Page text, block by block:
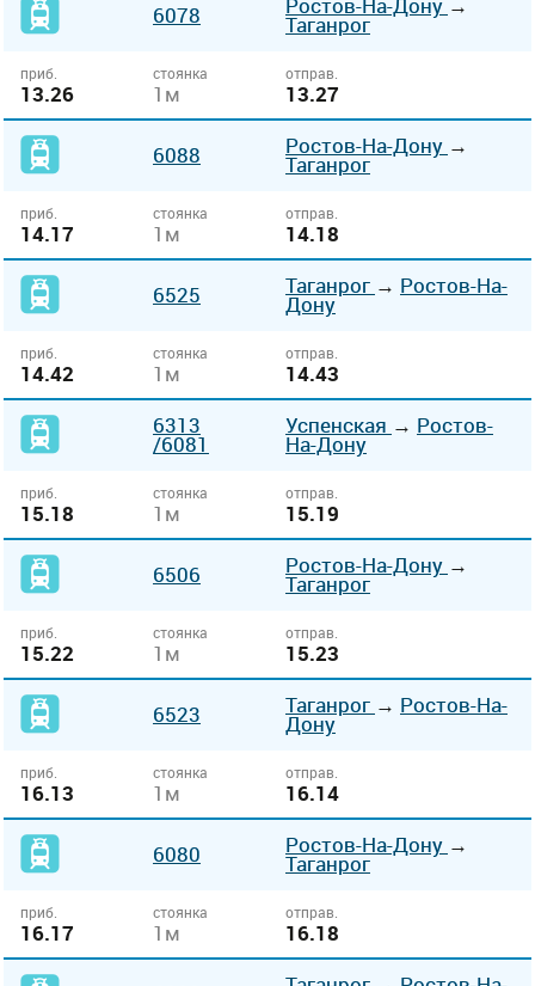
6078 Таганрог
приб.
13.26
стоянка
1м
отправ.
13.27
6088 Ростов-На-Дону →
Таганрог
приб.
14.17
стоянка
1м
отправ.
14.18
6525 Таганрог → Ростов-На-
Дону
приб.
14.42
стоянка
1м
отправ.
14.43
6313
/6081
Успенская → Ростов-
На-Дону
приб.
15.18
стоянка
1м
отправ.
15.19
6506 Ростов-На-Дону →
Таганрог
приб.
15.22
стоянка
1м
отправ.
15.23
6523 Таганрог → Ростов-На-
Дону
приб.
16.13
стоянка
1м
отправ.
16.14
6080 Ростов-На-Дону →
Таганрог
приб.
16.17
стоянка
1м
отправ.
16.18